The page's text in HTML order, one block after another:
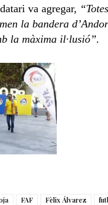
va agregar,
la bandera
la màxima il·lusió”.
FAF Fèlix Álvarez